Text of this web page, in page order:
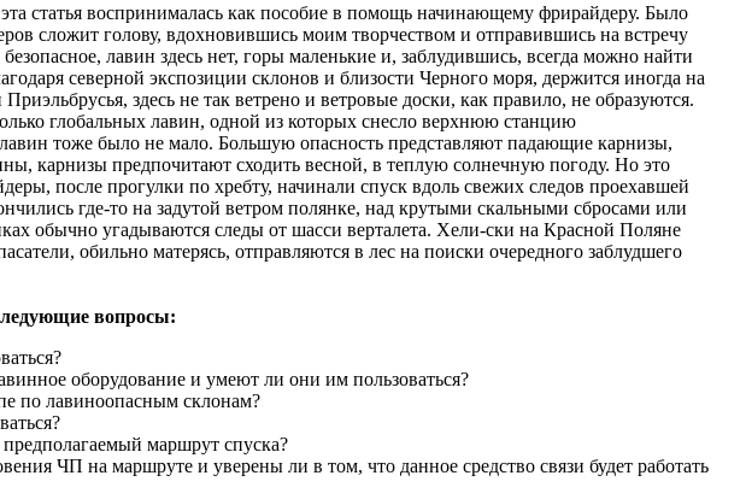
статья воспринималась как пособие в помощь начинающему фрирайдеру. Было
сложит голову, вдохновившись моим творчеством и отправившись на встречу
лавин здесь нет, горы маленькие и, заблудившись, всегда можно найти
северной экспозиции склонов и близости Черного моря, держится иногда на
здесь не так ветрено и ветровые доски, как правило, не образуются.
глобальных лавин, одной из которых снесло верхнюю станцию
тоже было не мало. Большую опасность представляют падающие карнизы,
карнизы предпочитают сходить весной, в теплую солнечную погоду. Но это
после прогулки по хребту, начинали спуск вдоль свежих следов проехавшей
где-то на задутой ветром полянке, над крутыми скальными сбросами или
обычно угадываются следы от шасси верталета. Хели-ски на Красной Поляне
обильно матерясь, отправляются в лес на поиски очередного заблудшего
вопросы:
оборудование и умеют ли они им пользоваться?
по лавиноопасным склонам?
маршрут спуска?
ЧП на маршруте и уверены ли в том, что данное средство связи будет работать